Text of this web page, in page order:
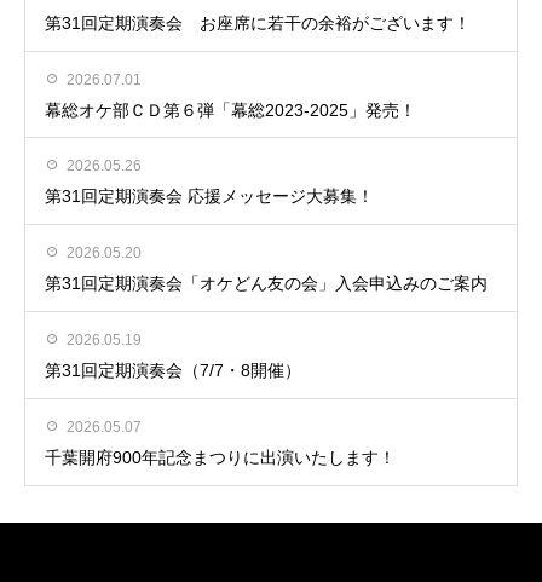
第31回定期演奏会 お座席に若干の余裕がございます！
2026.07.01
幕総オケ部ＣＤ第６弾「幕総2023-2025」発売！
2026.05.26
第31回定期演奏会 応援メッセージ大募集！
2026.05.20
第31回定期演奏会「オケどん友の会」入会申込みのご案内
2026.05.19
第31回定期演奏会（7/7・8開催）
2026.05.07
千葉開府900年記念まつりに出演いたします！